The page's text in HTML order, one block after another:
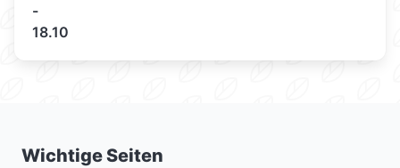
-
18.10
Wichtige Seiten